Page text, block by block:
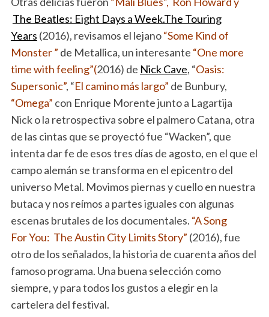
The Beatles: Eight Days a Week.The Touring
Years (2016), revisamos el lejano“Some Kind of
Monster ” de Metallica, un interesante “One more
time with feeling”(2016) de Nick Cave, “Oasis:
Supersonic”, “El camino más largo” de Bunbury,
“Omega” con Enrique Morente junto a Lagartija
Nick o la retrospectiva sobre el palmero Catana, otra
de las cintas que se proyectó fue “Wacken”, que
intenta dar fe de esos tres días de agosto, en el que el
campo alemán se transforma en el epicentro del
universo Metal. Movimos piernas y cuello en nuestra
butaca y nos reímos a partes iguales con algunas
escenas brutales de los documentales. “A Song
For You: The Austin City Limits Story” (2016), fue
otro de los señalados, la historia de cuarenta años del
famoso programa. Una buena selección como
siempre, y para todos los gustos a elegir en la
cartelera del festival.